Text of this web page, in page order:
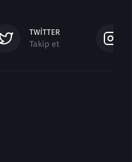
TWITTER
Takip et